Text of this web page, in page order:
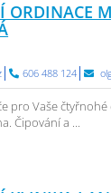
ORDINACE
606 488 124
pro Vaše čtyřnohé
Čipování a ...